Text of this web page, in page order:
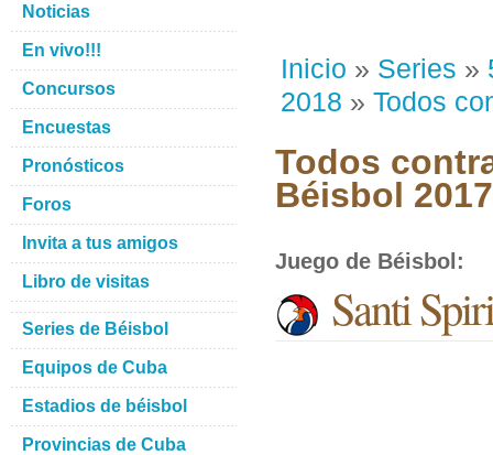
Inicio » Series »
2018 » Todos
Todos
Béisbol
Juego de Béisbol :
Santi
Noticias
En vivo!!!
Concursos
Encuestas
Pronósticos
Foros
Invita a tus amigos
Libro de visitas
Series de Béisbol
Equipos de Cuba
Estadios de béisbol
Provincias de Cuba